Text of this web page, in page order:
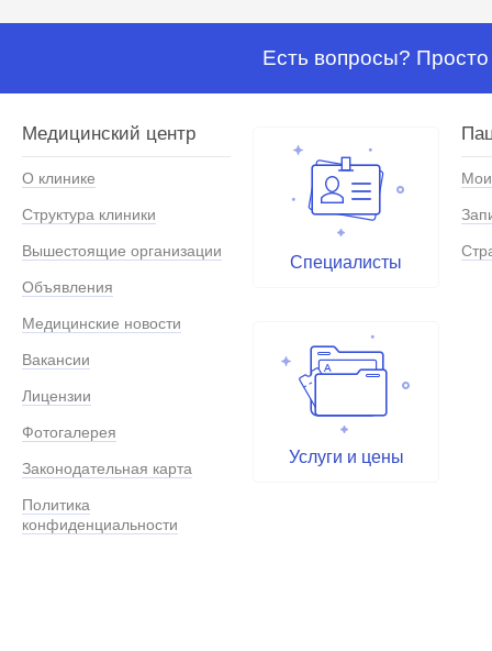
Есть вопросы?
Медицинский центр
О клинике
Структура клиники
Вышестоящие организации
Объявления
Медицинские новости
Вакансии
Лицензии
Фотогалерея
Законодательная карта
Политика
конфиденциальности
Специалисты
Услуги и цены